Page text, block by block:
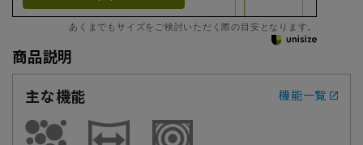
あくまでもサイズをご検討いただく際の目安となります。
商品説明
主な機能
機能一覧